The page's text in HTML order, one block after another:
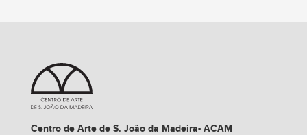
Centro de Arte de S. João da Madeira- ACAM